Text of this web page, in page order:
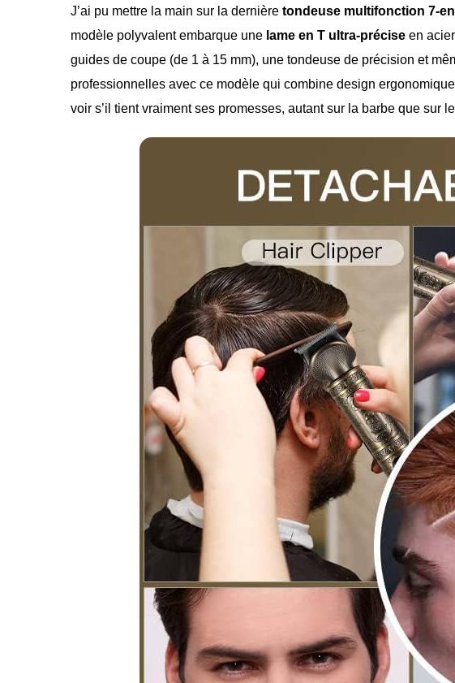
J’ai pu mettre la main sur la dernière tondeuse multifonction 7-
modèle polyvalent embarque une lame en T ultra-précise en
guides de coupe (de 1 à 15 mm), une tondeuse de précision et
professionnelles avec ce modèle qui combine design
voir s’il tient vraiment ses promesses, autant sur la barbe que sur